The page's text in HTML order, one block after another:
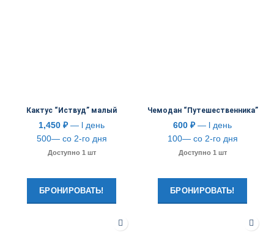
Кактус “Иствуд” малый
1,450 ₽— l день
500— со 2-го дня
Доступно 1 шт
БРОНИРОВАТЬ!
Чемодан “Путешественника”
600 ₽— l день
100— со 2-го дня
Доступно 1 шт
БРОНИРОВАТЬ!